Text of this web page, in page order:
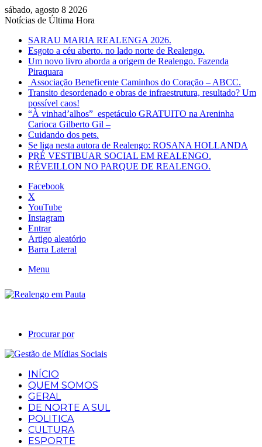
sábado, agosto 8 2026
Notícias de Última Hora
SARAU MARIA REALENGA 2026.
Esgoto a céu aberto. no lado norte de Realengo.
Um novo livro aborda a origem de Realengo. Fazenda
Piraquara
Associação Beneficente Caminhos do Coração – ABCC.
Transito desordenado e obras de infraestrutura, resultado? Um
possível caos!
“À vinhad’alhos” espetáculo GRATUITO na Areninha
Carioca Gilberto Gil –
Cuidando dos pets.
Se liga nesta autora de Realengo: ROSANA HOLLANDA
PRÉ VESTIBUAR SOCIAL EM REALENGO.
RÉVEILLON NO PARQUE DE REALENGO.
Facebook
X
YouTube
Instagram
Entrar
Artigo aleatório
Barra Lateral
Menu
Procurar por
INÍCIO
QUEM SOMOS
GERAL
DE NORTE A SUL
POLITICA
CULTURA
ESPORTE